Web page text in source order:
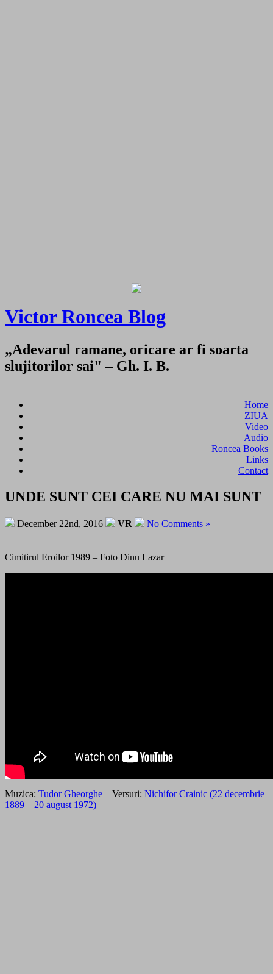
Victor Roncea Blog
„Adevarul ramane, oricare ar fi soarta
slujitorilor sai" – Gh. I. B.
Home
ZIUA
Video
Audio
Roncea Books
Links
Contact
UNDE SUNT CEI CARE NU MAI SUNT
December 22nd, 2016 VR No Comments »
Cimitirul Eroilor 1989 – Foto Dinu Lazar
Muzica: Tudor Gheorghe – Versuri: Nichifor Crainic (22 decembrie
1889 – 20 august 1972)